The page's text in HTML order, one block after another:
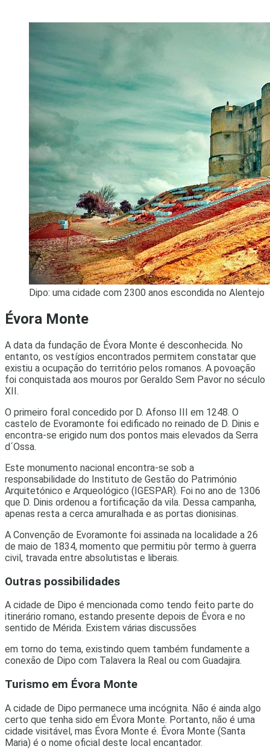
Dipo: uma cidade com 2300 anos escondida no Alentejo
Évora Monte
A data da fundação de Évora Monte é desconhecida. No
entanto, os vestígios encontrados permitem constatar que
existiu a ocupação do território pelos romanos. A povoação
foi conquistada aos mouros por Geraldo Sem Pavor no século
XII.
O primeiro foral concedido por D. Afonso III em 1248. O
castelo de Evoramonte foi edificado no reinado de D. Dinis e
encontra-se erigido num dos pontos mais elevados da Serra
d´Ossa.
Este monumento nacional encontra-se sob a
responsabilidade do Instituto de Gestão do Património
Arquitetónico e Arqueológico (IGESPAR). Foi no ano de 1306
que D. Dinis ordenou a fortificação da vila. Dessa campanha,
apenas resta a cerca amuralhada e as portas dionisinas.
A Convenção de Evoramonte foi assinada na localidade a 26
de maio de 1834, momento que permitiu pôr termo à guerra
civil, travada entre absolutistas e liberais.
Outras possibilidades
A cidade de Dipo é mencionada como tendo feito parte do
itinerário romano, estando presente depois de Évora e no
sentido de Mérida. Existem várias discussões
em torno do tema, existindo quem também fundamente a
conexão de Dipo com Talavera la Real ou com Guadajira.
Turismo em Évora Monte
A cidade de Dipo permanece uma incógnita. Não é ainda algo
certo que tenha sido em Évora Monte. Portanto, não é uma
cidade visitável, mas Évora Monte é. Évora Monte (Santa
Maria) é o nome oficial deste local encantador.